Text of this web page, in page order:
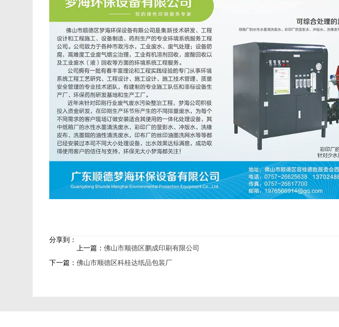
分享到：
上一篇：佛山市顺德区鹏成印刷有限公司
下一篇：佛山市顺德区科桂达纸品包装厂